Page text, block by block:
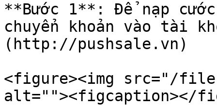
**Bước 1**: Để nạp
chuyển khoản vào tài
(http://pushsale.vn)
<figure><img src="/files/
alt=""><figcaption></